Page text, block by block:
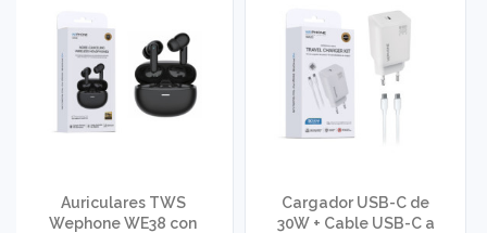
Auriculares TWS
Wephone WE38 con
Cargador USB-C de
30W + Cable USB-C a